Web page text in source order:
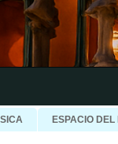
ESPACIO DEL